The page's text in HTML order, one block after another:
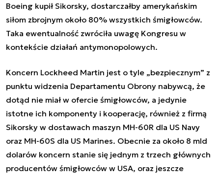
Boeing kupił Sikorsky, dostarczałby amerykańskim
siłom zbrojnym około 80% wszystkich śmigłowców.
Taka ewentualność zwróciła uwagę Kongresu w
kontekście działań antymonopolowych.
Koncern Lockheed Martin jest o tyle „bezpiecznym” z
punktu widzenia Departamentu Obrony nabywcą, że
dotąd nie miał w ofercie śmigłowców, a jedynie
istotne ich komponenty i kooperację, również z firmą
Sikorsky w dostawach maszyn MH-60R dla US Navy
oraz MH-60S dla US Marines. Obecnie za około 8 mld
dolarów koncern stanie się jednym z trzech głównych
producentów śmigłowców w USA, oraz jeszcze